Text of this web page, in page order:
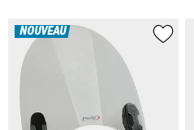
NOUVEAU